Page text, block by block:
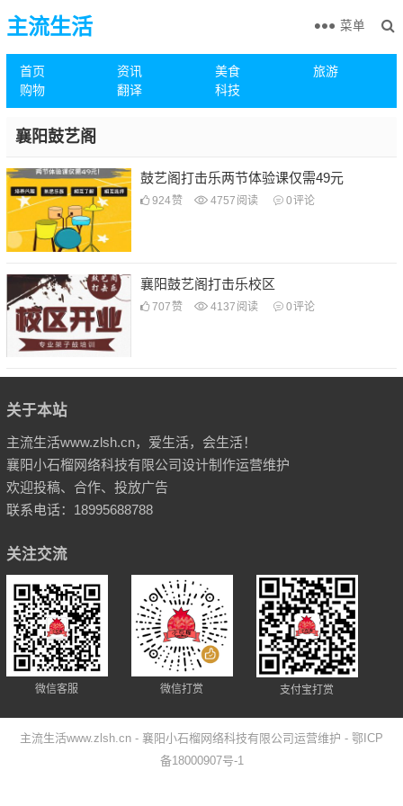
主流生活
首页 资讯 美食
旅游
购物
翻译 科技
菜单
襄阳鼓艺阁
鼓艺阁打击乐两节体验课仅需49元
924赞 4757 阅读 0评论
襄阳鼓艺阁打击乐校区
707 赞 4137 阅读 0评论
关于本站
主流生活www.zlsh.cn，爱生活，会生活！
襄阳小石榴网络科技有限公司设计制作运营维护
欢迎投稿、合作、投放广告
联系电话：18995688788
关注交流
微信客服 微信打赏 支付宝打赏
主流生活www.zlsh.cn - 襄阳小石榴网络科技有限公司运营维护 - 鄂ICP
备18000907号-1